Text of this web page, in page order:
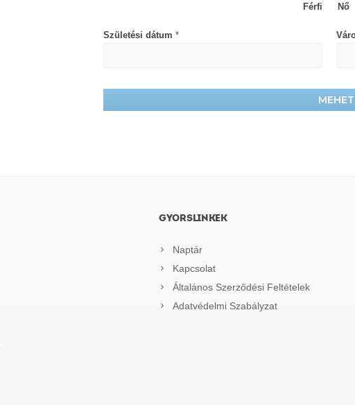
Férfi Nő
Születési dátum *
MEHET
GYORSLINKEK
Naptár
Kapcsolat
Általános Szerződési Feltételek
Adatvédelmi Szabályzat